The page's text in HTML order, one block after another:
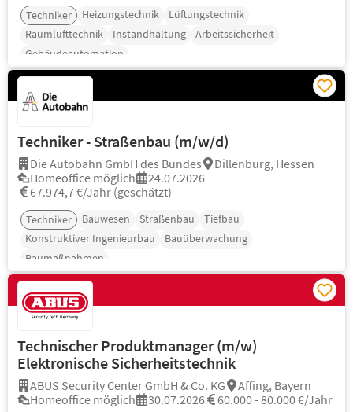
Techniker Heizungstechnik
Lüftungstechnik
Raumlufttechnik
Instandhaltung
Arbeitssicherheit
Gebäudeautomation
Techniker - Straßenbau (m/w/d)
Die Autobahn GmbH des Bundes
Dillenburg, Hessen
Homeoffice möglich
24.07.2026
67.974,7 €/Jahr (geschätzt)
Techniker Bauwesen Straßenbau
Tiefbau
Konstruktiver Ingenieurbau
Bauüberwachung
Baumaßnahmen
Technischer Produktmanager (m/w)
Elektronische Sicherheitstechnik
ABUS Security Center GmbH & Co. KG
Affing, Bayern
Homeoffice möglich
30.07.2026 60.000 - 80.000 €/Jahr